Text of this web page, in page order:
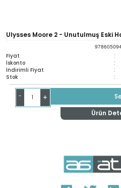
Ulysses Moore 2 - Unutulmuş Eski
Fiyat :
İskonto :
İndirimli Fiyat :
Stok :
- +
Ürün